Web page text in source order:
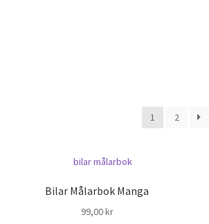
1 2
Bilar Målarbok Manga
99,00kr